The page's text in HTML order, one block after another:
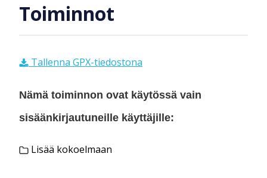
Toiminnot
Tallenna GPX-tiedostona
Nämä toiminnon ovat käytössä vain
sisäänkirjautuneille käyttäjille:
Lisää kokoelmaan